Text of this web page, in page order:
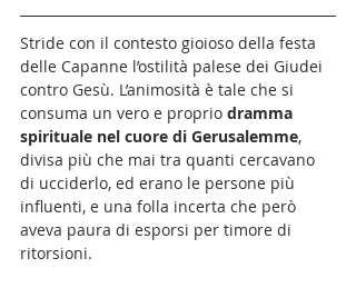
Stride con il contesto gioioso della festa
delle Capanne l’ostilità palese dei Giudei
contro Gesù. L’animosità è tale che si
consuma un vero e proprio dramma
spirituale nel cuore di Gerusalemme,
divisa più che mai tra quanti cercavano
di ucciderlo, ed erano le persone più
influenti, e una folla incerta che però
aveva paura di esporsi per timore di
ritorsioni.